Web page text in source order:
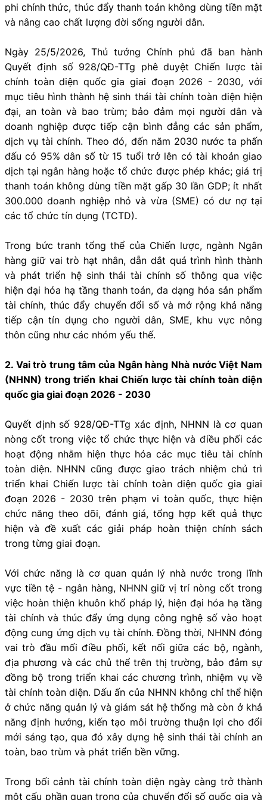
phi chính thức, thúc đẩy thanh toán không dùng tiền mặt
và nâng cao chất lượng đời sống người dân.
Ngày 25/5/2026, Thủ tướng Chính phủ đã ban hành
Quyết định số 928/QĐ-TTg phê duyệt Chiến lược tài
chính toàn diện quốc gia giai đoạn 2026 - 2030, với
mục tiêu hình thành hệ sinh thái tài chính toàn diện hiện
đại, an toàn và bao trùm; bảo đảm mọi người dân và
doanh nghiệp được tiếp cận bình đẳng các sản phẩm,
dịch vụ tài chính. Theo đó, đến năm 2030 nước ta phấn
đấu có 95% dân số từ 15 tuổi trở lên có tài khoản giao
dịch tại ngân hàng hoặc tổ chức được phép khác; giá trị
thanh toán không dùng tiền mặt gấp 30 lần GDP; ít nhất
300.000 doanh nghiệp nhỏ và vừa (SME) có dư nợ tại
các tổ chức tín dụng (TCTD).
Trong bức tranh tổng thể của Chiến lược, ngành Ngân
hàng giữ vai trò hạt nhân, dẫn dắt quá trình hình thành
và phát triển hệ sinh thái tài chính số thông qua việc
hiện đại hóa hạ tầng thanh toán, đa dạng hóa sản phẩm
tài chính, thúc đẩy chuyển đổi số và mở rộng khả năng
tiếp cận tín dụng cho người dân, SME, khu vực nông
thôn cũng như các nhóm yếu thế.
2. Vai trò trung tâm của Ngân hàng Nhà nước Việt Nam
(NHNN) trong triển khai Chiến lược tài chính toàn diện
quốc gia giai đoạn 2026 - 2030
Quyết định số 928/QĐ-TTg xác định, NHNN là cơ quan
nòng cốt trong việc tổ chức thực hiện và điều phối các
hoạt động nhằm hiện thực hóa các mục tiêu tài chính
toàn diện. NHNN cũng được giao trách nhiệm chủ trì
triển khai Chiến lược tài chính toàn diện quốc gia giai
đoạn 2026 - 2030 trên phạm vi toàn quốc, thực hiện
chức năng theo dõi, đánh giá, tổng hợp kết quả thực
hiện và đề xuất các giải pháp hoàn thiện chính sách
trong từng giai đoạn.
Với chức năng là cơ quan quản lý nhà nước trong lĩnh
vực tiền tệ - ngân hàng, NHNN giữ vị trí nòng cốt trong
việc hoàn thiện khuôn khổ pháp lý, hiện đại hóa hạ tầng
tài chính và thúc đẩy ứng dụng công nghệ số vào hoạt
động cung ứng dịch vụ tài chính. Đồng thời, NHNN đóng
vai trò đầu mối điều phối, kết nối giữa các bộ, ngành,
địa phương và các chủ thể trên thị trường, bảo đảm sự
đồng bộ trong triển khai các chương trình, nhiệm vụ về
tài chính toàn diện. Dấu ấn của NHNN không chỉ thể hiện
ở chức năng quản lý và giám sát hệ thống mà còn ở khả
năng định hướng, kiến tạo môi trường thuận lợi cho đổi
mới sáng tạo, qua đó xây dựng hệ sinh thái tài chính an
toàn, bao trùm và phát triển bền vững.
Trong bối cảnh tài chính toàn diện ngày càng trở thành
một cấu phần quan trọng của chuyển đổi số quốc gia và